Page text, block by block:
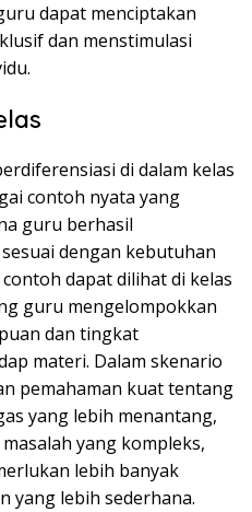
dapat menciptakan
dan menstimulasi
di dalam kelas
contoh nyata yang
guru berhasil
dengan kebutuhan
dapat dilihat di kelas
guru mengelompokkan
dan tingkat
materi. Dalam skenario
pemahaman kuat tentang
yang lebih menantang,
yang kompleks,
lebih banyak
yang lebih sederhana.